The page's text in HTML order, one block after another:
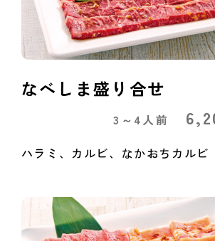
なべしま盛り合せ
3～4人前
ハラミ、カルビ、なかおちカルビ